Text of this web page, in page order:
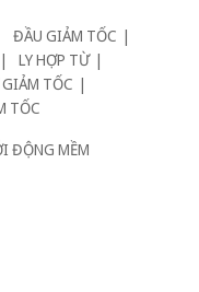
ĐẦU GIẢM TỐC
LY HỢP TỪ
TỐC
TỐC
ĐỘNG MỀM